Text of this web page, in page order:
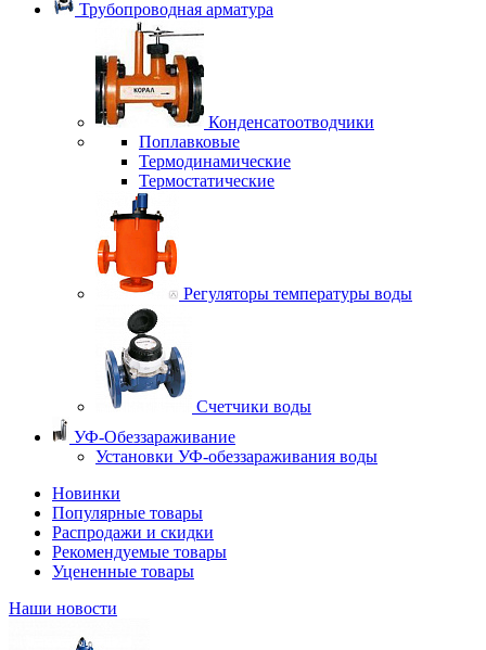
Трубопроводная арматура
Конденсатоотводчики
Поплавковые
Термодинамические
Термостатические
Регуляторы температуры воды
Счетчики воды
УФ-Обеззараживание
Установки УФ-обеззараживания воды
Новинки
Популярные товары
Распродажи и скидки
Рекомендуемые товары
Уцененные товары
Наши новости